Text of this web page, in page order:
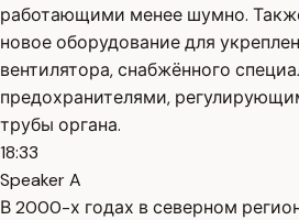
работающими менее шумно.
новое оборудование для
вентилятора, снабжённого
предохранителями,
трубы органа.
18:33
Speaker A
В 2000-х годах в северном